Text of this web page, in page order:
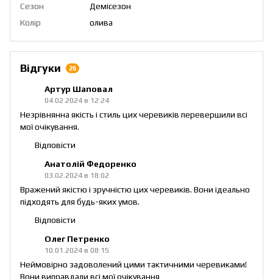
Сезон
Демісезон
Колір
олива
Відгуки 26
Артур Шаповал
04.02.2024 в 12:24
Незрівнянна якість і стиль цих черевиків перевершили всі
мої очікування.
Відповісти
Анатолій Федоренко
03.02.2024 в 18:02
Вражений якістю і зручністю цих черевиків. Вони ідеально
підходять для будь-яких умов.
Відповісти
Олег Петренко
10.01.2024 в 08:15
Неймовірно задоволений цими тактичними черевиками!
Вони виправдали всі мої очікування